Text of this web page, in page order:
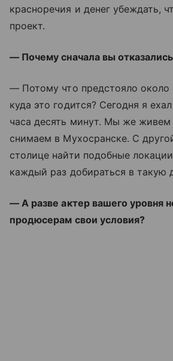
красноречия и денег убеждать,
проект.
— Почему сначала вы
— Потому что предстояло около
куда это годится? Сегодня я
часа десять минут. Мы же живем
снимаем в Мухосранске. С
столице найти подобные
каждый раз добираться в такую
— А разве актер вашего уровня
продюсерам свои условия?